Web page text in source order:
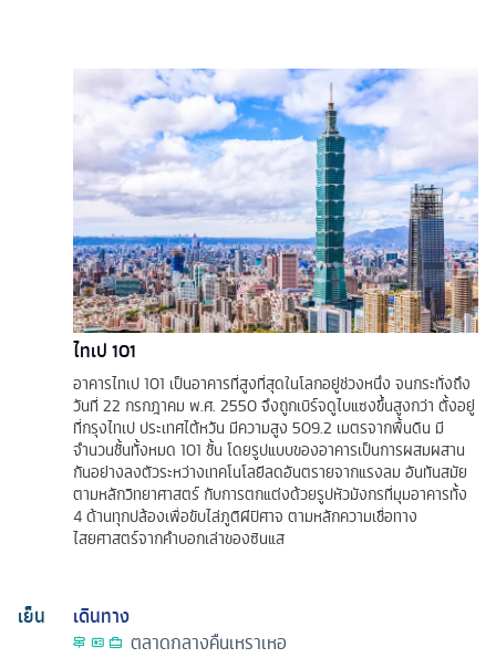
ไทเป 101
อาคารไทเป 101 เป็นอาคารที่สูงที่สุดในโลกอยู่ช่วงหนึ่ง จนกระทั่งถึง
วันที่ 22 กรกฎาคม พ.ศ. 2550 จึงถูกเบิร์จดูไบแซงขึ้นสูงกว่า ตั้งอยู่
ที่กรุงไทเป ประเทศไต้หวัน มีความสูง 509.2 เมตรจากพื้นดิน มี
จำนวนชั้นทั้งหมด 101 ชั้น โดยรูปแบบของอาคารเป็นการผสมผสาน
กันอย่างลงตัวระหว่างเทคโนโลยีลดอันตรายจากแรงลม อันทันสมัย
ตามหลักวิทยาศาสตร์ กับการตกแต่งด้วยรูปหัวมังกรที่มุมอาคารทั้ง
4 ด้านทุกปล้องเพื่อขับไล่ภูติผีปิศาจ ตามหลักความเชื่อทาง
ไสยศาสตร์จากคำบอกเล่าของซินแส
เย็น
เดินทาง
ตลาดกลางคืนเหราเหอ